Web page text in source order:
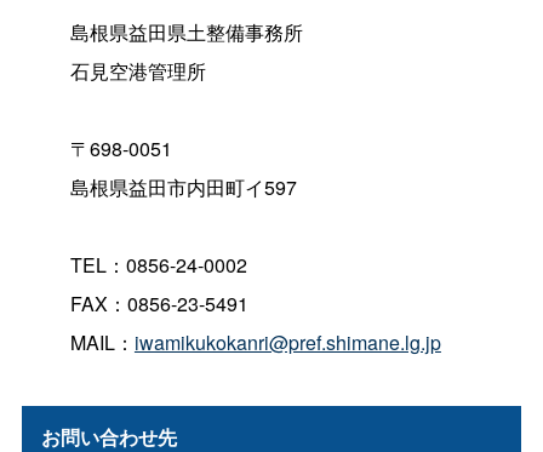
島根県益田県土整備事務所
石見空港管理所
〒698-0051
島根県益田市内田町イ597
TEL：0856-24-0002
FAX：0856-23-5491
MAIL： iwamikukokanri@pref.shimane.lg.jp
お問い合わせ先